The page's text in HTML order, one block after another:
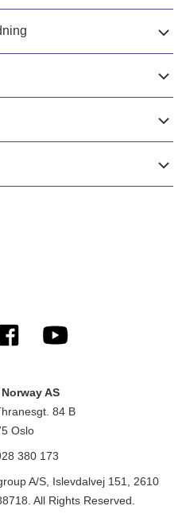
AS
84 B
Oslo
380 173
A/S, Islevdalvej 151, 2610
All Rights Reserved.